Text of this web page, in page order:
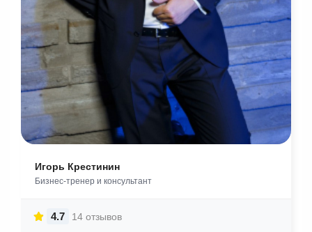
Игорь Крестинин
Бизнес-тренер и консультант
4.7 14 отзывов